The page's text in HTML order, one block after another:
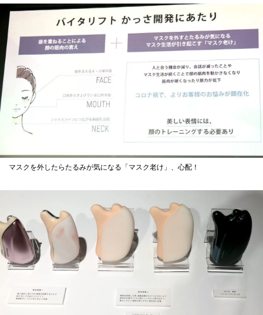
マスクを外したらたるみが気になる「マスク老け」、心配！